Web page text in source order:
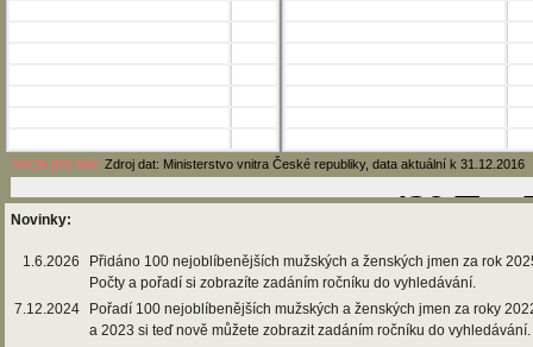
Verze pro tisk Zdroj dat: Ministerstvo vnitra České republiky, data aktuální k 31.12.2016
Novinky:
1.6.2026
Přidáno 100 nejoblíbenějších mužských a ženských jmen za rok
Počty a pořadí si zobrazíte zadáním ročníku do vyhledávání.
7.12.2024
Pořadí 100 nejoblíbenějších mužských a ženských jmen za roky
a 2023 si teď nově můžete zobrazit zadáním ročníku do vyhledávání.